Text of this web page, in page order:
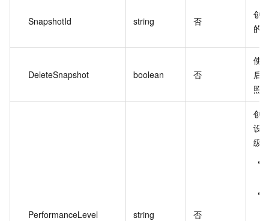
SnapshotId string 否
创
的
DeleteSnapshot boolean 否
使
后
照
PerformanceLevel string 否
创
设
级